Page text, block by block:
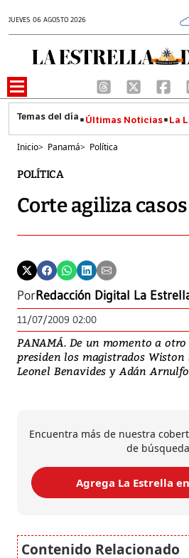
JUEVES 06 AGOSTO 2026
Últimas Noticias La
Inicio> Panamá> Política
POLÍTICA
Corte agiliza
PorRedacción Digital La
11/07/2009 02:00
PANAMÁ. De un momento a
presiden los magistrados Wiston
Leonel Benavides y Adán
Encuentra más de nuestra
de
Agrega La Estrella